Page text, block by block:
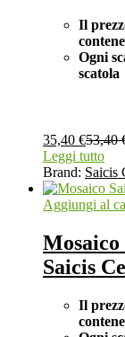
Il
Ogni
scatola
35,40 €53,40
Leggi tutto
Brand: Saicis
Aggiungi al
Saicis
Il